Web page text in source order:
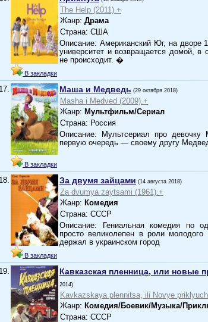
В закладки
The Help (2011).+
Жанр: Драма
Страна: США
Описание: Американский Юг, на дворе
университет и возвращается домой, в
не происходит. �
17.
В закладки
Маша и Медведь (29 октября 2018)
Masha i Medved (2009).+
Жанр: Мультфильм/Сериал
Страна: Россия
Описание: Мультсериал про
первую очередь — своему другу
18.
В закладки
За двумя зайцами (14 августа 2018)
Za dvumya zaytsami (1961).+
Жанр: Комедия
Страна: СССР
Описание: Гениальная комедия по
просто великолепен в роли
держал в украинском город
19. Кавказская пленница, или новые
2014)
Kavkazskaya plennitsa, ili Novye
Жанр: Комедия/Боевик/Музыка/
Страна: СССР